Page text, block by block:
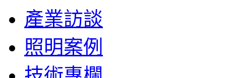
產業訪談
照明案例